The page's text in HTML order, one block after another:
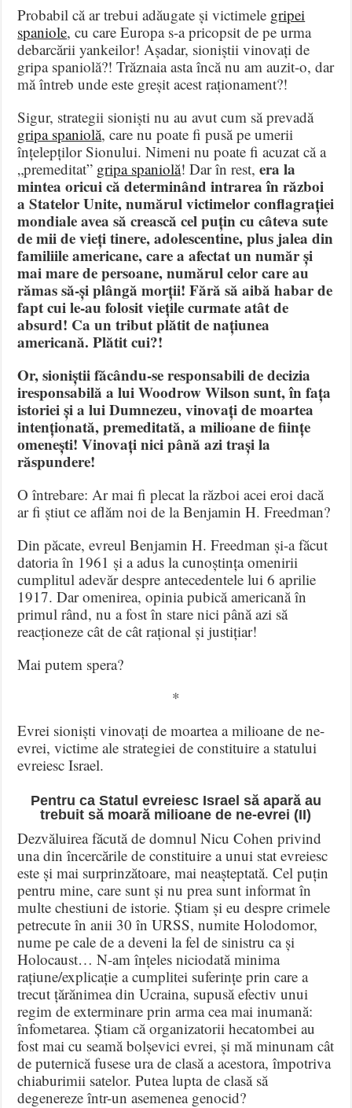
Probabil că ar trebui adăugate și victimele gripei
spaniole, cu care Europa s-a pricopsit de pe urma
debarcării yankeilor! Așadar, sioniștii vinovați de
gripa spaniolă?! Trăznaia asta încă nu am auzit-o, dar
mă întreb unde este greșit acest raționament?!
Sigur, strategii sioniști nu au avut cum să prevadă
gripa spaniolă, care nu poate fi pusă pe umerii
înțelepților Sionului. Nimeni nu poate fi acuzat că a
„premeditat” gripa spaniolă! Dar în rest,era la
mintea oricui că determinând intrarea în război
a Statelor Unite, numărul victimelor conflagrației
mondiale avea să crească cel puțin cu câteva sute
de mii de vieți tinere, adolescentine, plus jalea din
familiile americane, care a afectat un număr și
mai mare de persoane, numărul celor care au
rămas să-și plângă morții! Fără să aibă habar de
fapt cui le-au folosit viețile curmate atât de
absurd! Ca un tribut plătit de națiunea
americană. Plătit cui?!
Or, sioniștii făcându-se responsabili de decizia
iresponsabilă a lui Woodrow Wilson sunt, în fața
istoriei și a lui Dumnezeu, vinovați de moartea
intenționată, premeditată, a milioane de ființe
omenești! Vinovați nici până azi trași la
răspundere!
O întrebare: Ar mai fi plecat la război acei eroi dacă
ar fi știut ce aflăm noi de la Benjamin H. Freedman?
Din păcate, evreul Benjamin H. Freedman și-a făcut
datoria în 1961 și a adus la cunoștința omenirii
cumplitul adevăr despre antecedentele lui 6 aprilie
1917. Dar omenirea, opinia pubică americană în
primul rând, nu a fost în stare nici până azi să
reacționeze cât de cât rațional și justițiar!
Mai putem spera?
*
Evrei sioniști vinovați de moartea a milioane de ne-
evrei, victime ale strategiei de constituire a statului
evreiesc Israel.
Pentru ca Statul evreiesc Israel să apară au
trebuit să moară milioane de ne-evrei (II)
Dezvăluirea făcută de domnul Nicu Cohen privind
una din încercările de constituire a unui stat evreiesc
este și mai surprinzătoare, mai neașteptată. Cel puțin
pentru mine, care sunt și nu prea sunt informat în
multe chestiuni de istorie. Știam și eu despre crimele
petrecute în anii 30 în URSS, numite Holodomor,
nume pe cale de a deveni la fel de sinistru ca și
Holocaust… N-am înțeles niciodată minima
rațiune/explicație a cumplitei suferințe prin care a
trecut țărănimea din Ucraina, supusă efectiv unui
regim de exterminare prin arma cea mai inumană:
înfometarea. Știam că organizatorii hecatombei au
fost mai cu seamă bolșevici evrei, și mă minunam cât
de puternică fusese ura de clasă a acestora, împotriva
chiaburimii satelor. Putea lupta de clasă să
degenereze într-un asemenea genocid?